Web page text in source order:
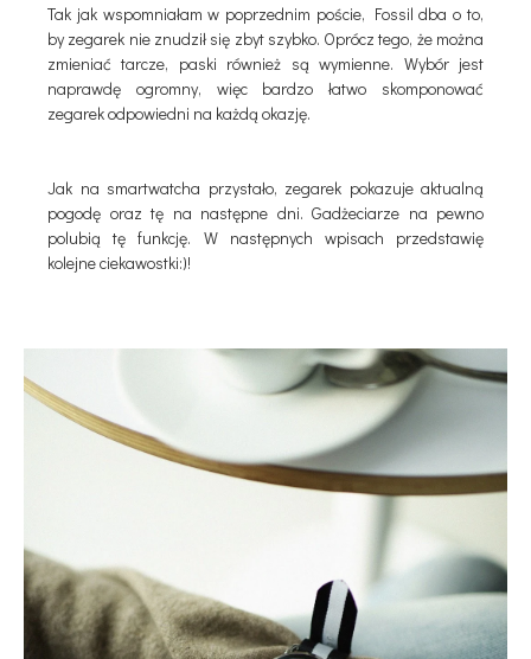
Tak jak wspomniałam w poprzednim poście, Fossil dba o to,
by zegarek nie znudził się zbyt szybko. Oprócz tego, że można
zmieniać tarcze, paski również są wymienne. Wybór jest
naprawdę ogromny, więc bardzo łatwo skomponować
zegarek odpowiedni na każdą okazję.
Jak na smartwatcha przystało, zegarek pokazuje aktualną
pogodę oraz tę na następne dni. Gadżeciarze na pewno
polubią tę funkcję. W następnych wpisach przedstawię
kolejne ciekawostki:)!